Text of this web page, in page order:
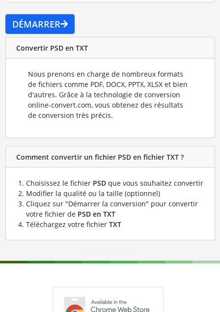
DÉMARRER
Convertir PSD en TXT
Nous prenons en charge de nombreux formats
de fichiers comme PDF, DOCX, PPTX, XLSX et bien
d'autres. Grâce à la technologie de conversion
online-convert.com, vous obtenez des résultats
de conversion très précis.
Comment convertir un fichier PSD en fichier TXT ?
Choisissez le fichier PSDque vous souhaitez convertir
Modifier la qualité ou la taille (optionnel)
Cliquez sur "Démarrer la conversion" pour convertir
votre fichier de PSD en TXT
Téléchargez votre fichier TXT